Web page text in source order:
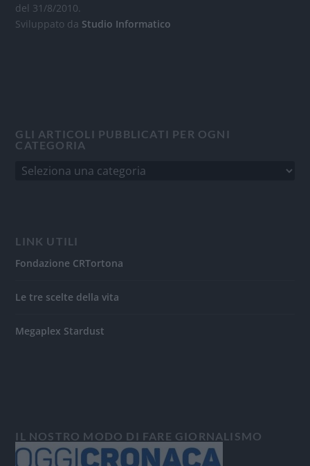
del 31/8/2010.
Sviluppato da Studio Informatico
GLI ARTICOLI PUBBLICATI PER OGNI
CATEGORIA
LINK UTILI
Fondazione CRTortona
Le tre scelte della vita
Megaplex Stardust
IL NOSTRO MODO DI FARE GIORNALISMO